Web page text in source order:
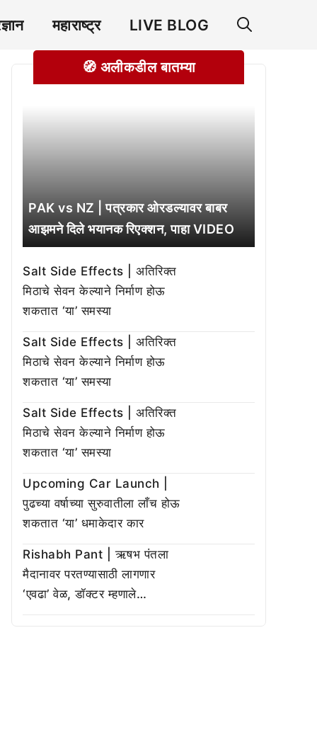
महाराष्ट्र LIVE BLOG
🧭 अलीकडील बातम्या
PAK vs NZ | पत्रकार ओरडल्यावर बाबर
आझमने दिले भयानक रिएक्शन, पाहा VIDEO
Salt Side Effects | अतिरिक्त
मिठाचे सेवन केल्याने निर्माण होऊ
शकतात ‘या’ समस्या
Salt Side Effects | अतिरिक्त
मिठाचे सेवन केल्याने निर्माण होऊ
शकतात ‘या’ समस्या
Salt Side Effects | अतिरिक्त
मिठाचे सेवन केल्याने निर्माण होऊ
शकतात ‘या’ समस्या
Upcoming Car Launch |
पुढच्या वर्षाच्या सुरुवातीला लाँच होऊ
शकतात ‘या’ धमाकेदार कार
Rishabh Pant | ऋषभ पंतला
मैदानावर परतण्यासाठी लागणार
‘एवढा’ वेळ, डॉक्टर म्हणाले…